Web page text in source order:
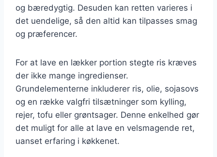
og bæredygtig. Desuden kan retten varieres i
det uendelige, så den altid kan tilpasses smag
og præferencer.
For at lave en lækker portion stegte ris kræves
der ikke mange ingredienser.
Grundelementerne inkluderer ris, olie, sojasovs
og en række valgfri tilsætninger som kylling,
rejer, tofu eller grøntsager. Denne enkelhed gør
det muligt for alle at lave en velsmagende ret,
uanset erfaring i køkkenet.